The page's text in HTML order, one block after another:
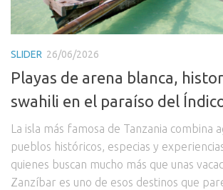
SLIDER 26/06/2026
Playas de arena blanca,
swahili en el paraíso del
La isla más famosa de Tanzania combina
pueblos históricos, especias y
quienes buscan mucho más que unas
Zanzíbar es uno de esos destinos que